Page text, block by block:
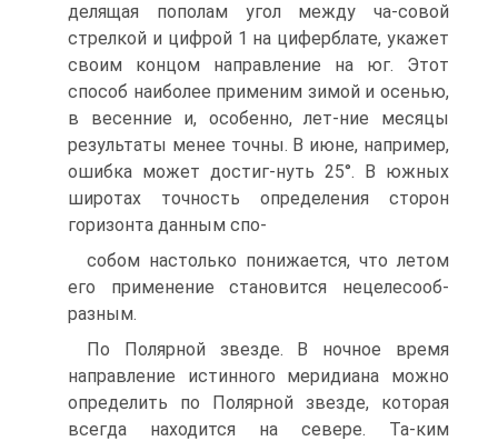
делящая пополам угол между ча-совой
стрелкой и цифрой 1 на циферблате, укажет
своим концом направление на юг. Этот
способ наиболее применим зимой и осенью,
в весенние и, особенно, лет-ние месяцы
результаты менее точны. В июне, например,
ошибка может достиг-нуть 25°. В южных
широтах точность определения сторон
горизонта данным спо-
собом настолько понижается, что летом
его применение становится нецелесооб-
разным.
По Полярной звезде. В ночное время
направление истинного меридиана можно
определить по Полярной звезде, которая
всегда находится на севере. Та-ким